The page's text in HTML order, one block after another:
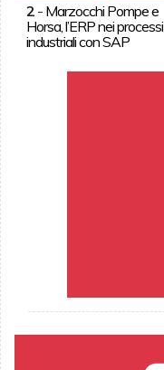
2- Marzocchi Pompe e
Horsa, l’ERP nei processi
industriali con SAP